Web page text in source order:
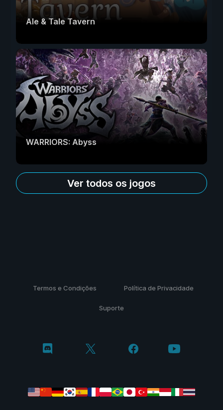
Ale & Tale Tavern
WARRIORS: Abyss
Ver todos os jogos
Termos e Condições Política de Privacidade
Suporte